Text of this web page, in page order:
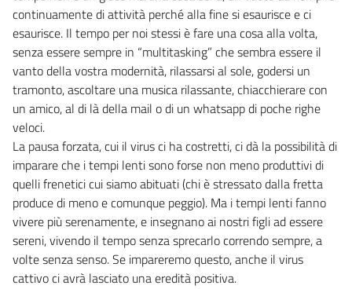
continuamente di attività perché alla fine si esaurisce e ci
esaurisce. Il tempo per noi stessi è fare una cosa alla volta,
senza essere sempre in “multitasking” che sembra essere il
vanto della vostra modernità, rilassarsi al sole, godersi un
tramonto, ascoltare una musica rilassante, chiacchierare con
un amico, al di là della mail o di un whatsapp di poche righe
veloci.
La pausa forzata, cui il virus ci ha costretti, ci dà la possibilità di
imparare che i tempi lenti sono forse non meno produttivi di
quelli frenetici cui siamo abituati (chi è stressato dalla fretta
produce di meno e comunque peggio). Ma i tempi lenti fanno
vivere più serenamente, e insegnano ai nostri figli ad essere
sereni, vivendo il tempo senza sprecarlo correndo sempre, a
volte senza senso. Se impareremo questo, anche il virus
cattivo ci avrà lasciato una eredità positiva.